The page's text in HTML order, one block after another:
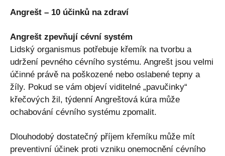
Angrešt – 10 účinků na zdraví
Angrešt zpevňují cévní systém
Lidský organismus potřebuje křemík na tvorbu a
udržení pevného cévního systému. Angrešt jsou velmi
účinné právě na poškozené nebo oslabené tepny a
žíly. Pokud se vám objeví viditelné „pavučinky“
křečových žil, týdenní Angreštová kúra může
ochabování cévního systému zpomalit.
Dlouhodobý dostatečný příjem křemíku může mít
preventivní účinek proti vzniku onemocnění cévního